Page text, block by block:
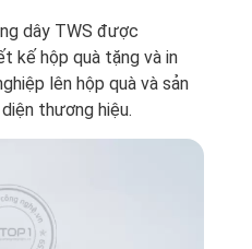
dây TWS được
kế hộp quà tặng và in
lên hộp quà và sản
thương hiệu.